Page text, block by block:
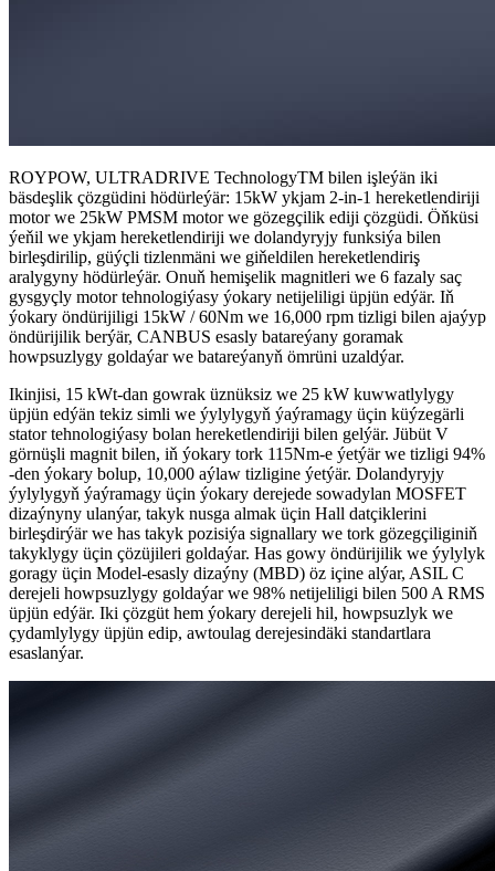
ROYPOW, ULTRADRIVE TechnologyTM bilen işleýän iki
bäsdeşlik çözgüdini hödürleýär: 15kW ykjam 2-in-1 hereketlendiriji
motor we 25kW PMSM motor we gözegçilik ediji çözgüdi. Öňküsi
ýeňil we ykjam hereketlendiriji we dolandyryjy funksiýa bilen
birleşdirilip, güýçli tizlenmäni we giňeldilen hereketlendiriş
aralygyny hödürleýär. Onuň hemişelik magnitleri we 6 fazaly saç
gysgyçly motor tehnologiýasy ýokary netijeliligi üpjün edýär. Iň
ýokary öndürijiligi 15kW / 60Nm we 16,000 rpm tizligi bilen ajaýyp
öndürijilik berýär, CANBUS esasly batareýany goramak
howpsuzlygy goldaýar we batareýanyň ömrüni uzaldýar.
Ikinjisi, 15 kWt-dan gowrak üznüksiz we 25 kW kuwwatlylygy
üpjün edýän tekiz simli we ýylylygyň ýaýramagy üçin küýzegärli
stator tehnologiýasy bolan hereketlendiriji bilen gelýär. Jübüt V
görnüşli magnit bilen, iň ýokary tork 115Nm-e ýetýär we tizligi 94%
-den ýokary bolup, 10,000 aýlaw tizligine ýetýär. Dolandyryjy
ýylylygyň ýaýramagy üçin ýokary derejede sowadylan MOSFET
dizaýnyny ulanýar, takyk nusga almak üçin Hall datçiklerini
birleşdirýär we has takyk pozisiýa signallary we tork gözegçiliginiň
takyklygy üçin çözüjileri goldaýar. Has gowy öndürijilik we ýylylyk
goragy üçin Model-esasly dizaýny (MBD) öz içine alýar, ASIL C
derejeli howpsuzlygy goldaýar we 98% netijeliligi bilen 500 A RMS
üpjün edýär. Iki çözgüt hem ýokary derejeli hil, howpsuzlyk we
çydamlylygy üpjün edip, awtoulag derejesindäki standartlara
esaslanýar.